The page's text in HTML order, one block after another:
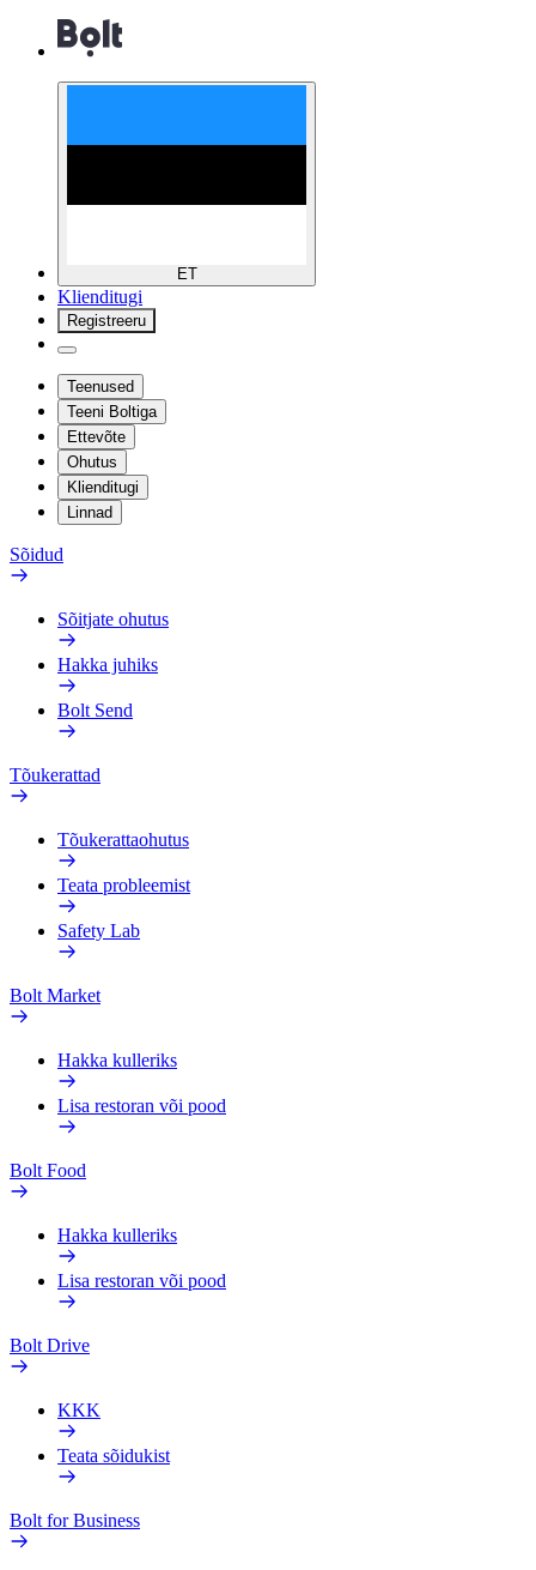
ET
Klienditugi
Registreeru
Teenused
Teeni Boltiga
Ettevõte
Ohutus
Klienditugi
Linnad
Sõidud
Sõitjate ohutus
Hakka juhiks
Bolt Send
Tõukerattad
Tõukerattaohutus
Teata probleemist
Safety Lab
Bolt Market
Hakka kulleriks
Lisa restoran või pood
Bolt Food
Hakka kulleriks
Lisa restoran või pood
Bolt Drive
KKK
Teata sõidukist
Bolt for Business